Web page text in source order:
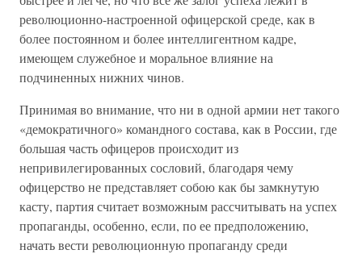
революционно-настроенной офицерской среде, как в
более постоянном и более интеллигентном кадре,
имеющем служебное и моральное влияние на
подчиненных нижних чинов.
Принимая во внимание, что ни в одной армии нет такого
«демократичного» командного состава, как в России, где
большая часть офицеров происходит из
непривилегированных сословий, благодаря чему
офицерство не представляет собою как бы замкнутую
касту, партия считает возможным рассчитывать на успех
пропаганды, особенно, если, по ее предположению,
начать вести революционную пропаганду среди